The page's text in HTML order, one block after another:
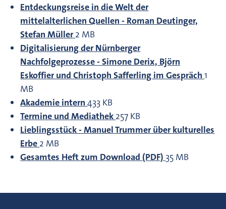
Entdeckungsreise in die Welt der
mittelalterlichen Quellen - Roman Deutinger,
Stefan Müller 2 MB
Digitalisierung der Nürnberger
Nachfolgeprozesse - Simone Derix, Björn
Eskoffier und Christoph Safferling im Gespräch1
MB
Akademie intern433 KB
Termine und Mediathek 257 KB
Lieblingsstück - Manuel Trummer über kulturelles
Erbe 2 MB
Gesamtes Heft zum Download (PDF) 35 MB